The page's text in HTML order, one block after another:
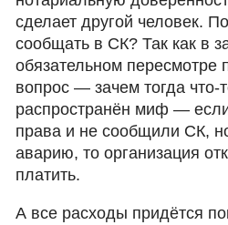
сделает другой человек.
сообщать в СК? Так как в
обязательном пересмотре
вопрос — зачем тогда что-
распространён миф —
права и не сообщили СК,
аварию, то организация
платить.
А все расходы придётся